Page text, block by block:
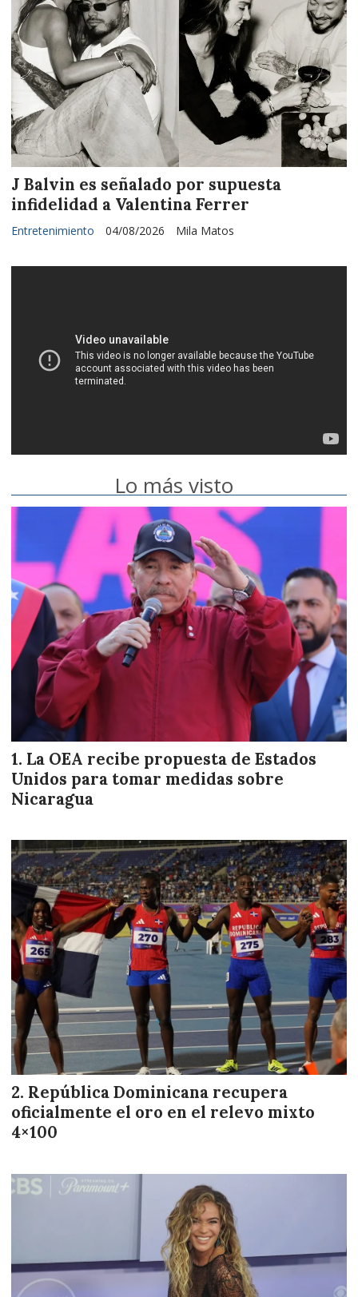
J Balvin es señalado por supuesta
infidelidad a Valentina Ferrer
Mila Matos
Entretenimiento 04/08/2026
Lo más visto
La OEA recibe propuesta de Estados
Unidos para tomar medidas sobre
Nicaragua
República Dominicana recupera
oficialmente el oro en el relevo mixto
4×100